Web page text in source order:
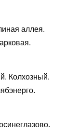
аллея.
Колхозный.